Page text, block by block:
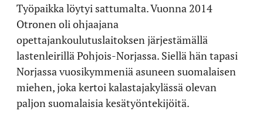
Työpaikka löytyi sattumalta. Vuonna 2014
Otronen oli ohjaajana
opettajankoulutuslaitoksen järjestämällä
lastenleirillä Pohjois-Norjassa. Siellä hän tapasi
Norjassa vuosikymmeniä asuneen suomalaisen
miehen, joka kertoi kalastajakylässä olevan
paljon suomalaisia kesätyöntekijöitä.